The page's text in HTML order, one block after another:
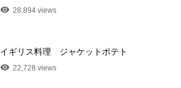
28,894 views
イギリス料理 ジャケットポテト
22,728 views